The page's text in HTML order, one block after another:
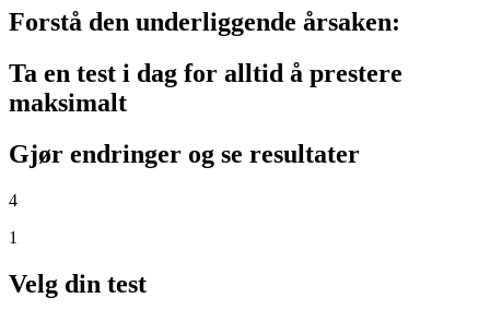
Forstå den underliggende årsaken:
Ta en test i dag for alltid å prestere
maksimalt
Gjør endringer og se resultater
4
1
Velg din test